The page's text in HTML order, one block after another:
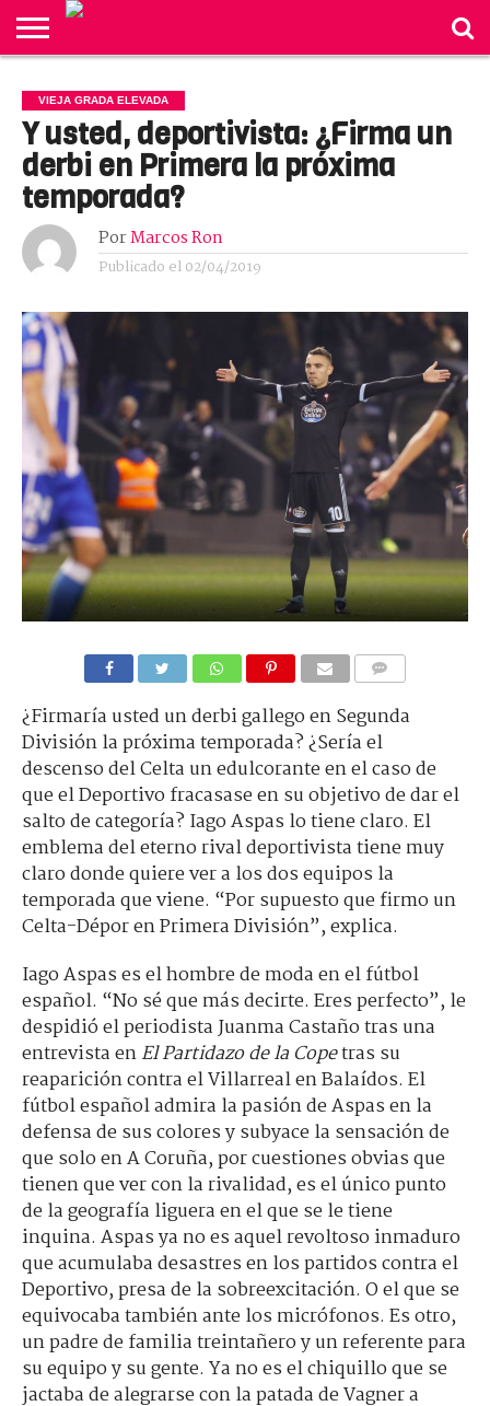
ACTUALIDAD
NEGOCIOS
VIDA
DISI
REVISTA
CORUÑA
BONITA
OPINIÓN
GRADA
ELEVADA
TODAS
LAS
NOTICIAS
LISTA DE
AUTORES
VIEJA GRADA ELEVADA
Y usted, deportivista: ¿Firma un
derbi en Primera la próxima
temporada?
PorMarcos Ron
Publicado el 02/04/2019
¿Firmaría usted un derbi gallego en Segunda
División la próxima temporada? ¿Sería el
descenso del Celta un edulcorante en el caso de
que el Deportivo fracasase en su objetivo de dar el
salto de categoría? Iago Aspas lo tiene claro. El
emblema del eterno rival deportivista tiene muy
claro donde quiere ver a los dos equipos la
temporada que viene. “Por supuesto que firmo un
Celta-Dépor en Primera División”, explica.
Iago Aspas es el hombre de moda en el fútbol
español. “No sé que más decirte. Eres perfecto”, le
despidió el periodista Juanma Castaño tras una
entrevista enEl Partidazo de la Copetras su
reaparición contra el Villarreal en Balaídos. El
fútbol español admira la pasión de Aspas en la
defensa de sus colores y subyace la sensación de
que solo en A Coruña, por cuestiones obvias que
tienen que ver con la rivalidad, es el único punto
de la geografía liguera en el que se le tiene
inquina. Aspas ya no es aquel revoltoso inmaduro
que acumulaba desastres en los partidos contra el
Deportivo, presa de la sobreexcitación. O el que se
equivocaba también ante los micrófonos. Es otro,
un padre de familia treintañero y un referente para
su equipo y su gente. Ya no es el chiquillo que se
jactaba de alegrarse con la patada de Vagner a